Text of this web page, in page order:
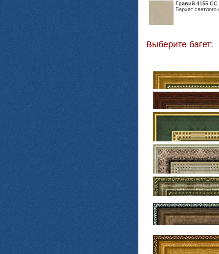
Гравий 4155 СС
Бархат светлого
Выберите багет: